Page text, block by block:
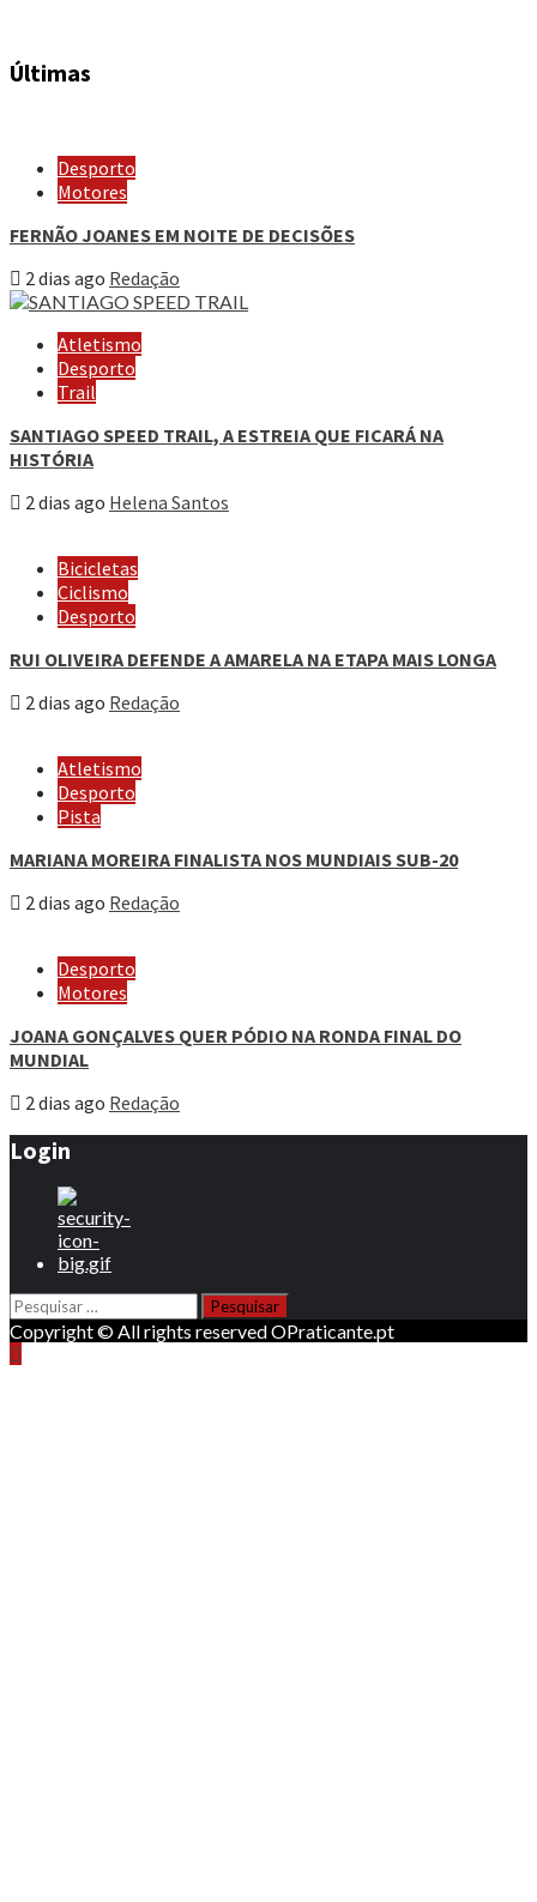
Últimas
Desporto
Motores
FERNÃO JOANES EM NOITE DE DECISÕES
2 dias ago Redação
Atletismo
Desporto
Trail
SANTIAGO SPEED TRAIL, A ESTREIA QUE FICARÁ NA
HISTÓRIA
2 dias ago Helena Santos
Bicicletas
Ciclismo
Desporto
RUI OLIVEIRA DEFENDE A AMARELA NA ETAPA MAIS LONGA
2 dias ago Redação
Atletismo
Desporto
Pista
MARIANA MOREIRA FINALISTA NOS MUNDIAIS SUB-20
2 dias ago Redação
Desporto
Motores
JOANA GONÇALVES QUER PÓDIO NA RONDA FINAL DO
MUNDIAL
2 dias ago Redação
Login
Pesquisar
por:
Copyright © All rights reserved OPraticante.pt